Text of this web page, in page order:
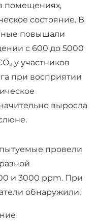
помещениях,
состояние. В
повышали
с 600 до 5000
у участников
при восприятии
выросла
провели
и 3000 ppm. При
обнаружили: